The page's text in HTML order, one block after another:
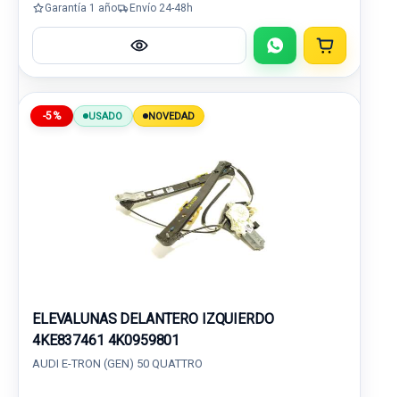
Garantía 1 año Envío 24-48h
-5% USADO NOVEDAD
ELEVALUNAS DELANTERO IZQUIERDO
4KE837461 4K0959801
AUDI E-TRON (GEN) 50 QUATTRO